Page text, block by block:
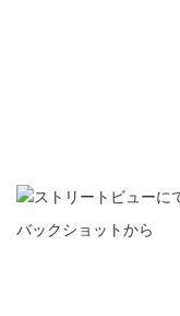
バックショットから